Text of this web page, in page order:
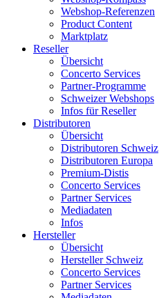
Webshop-Referenzen
Product Content
Marktplatz
Reseller
Übersicht
Concerto Services
Partner-Programme
Schweizer Webshops
Infos für Reseller
Distributoren
Übersicht
Distributoren Schweiz
Distributoren Europa
Premium-Distis
Concerto Services
Partner Services
Mediadaten
Infos
Hersteller
Übersicht
Hersteller Schweiz
Concerto Services
Partner Services